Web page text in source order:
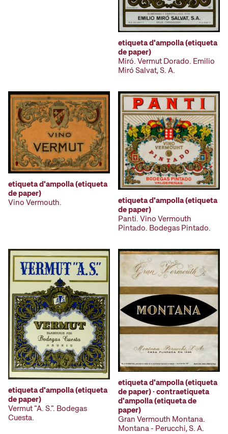
etiqueta d'ampolla (etiqueta
de paper)
Miró. Vermut Dorado. Emilio
Miró Salvat, S. A.
etiqueta d'ampolla (etiqueta
de paper)
Vino Vermouth.
etiqueta d'ampolla (etiqueta
de paper)
Panti. Vino Vermouth
Pintado. Bodegas Pintado.
etiqueta d'ampolla (etiqueta
de paper)
Vermut "A. S.". Bodegas
Cuesta.
etiqueta d'ampolla (etiqueta
de paper) · contraetiqueta
d'ampolla (etiqueta de
paper)
Gran Vermouth Montana.
Montana - Perucchi, S. A.